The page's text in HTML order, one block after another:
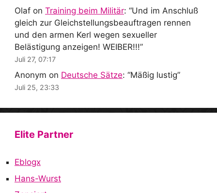
Olaf on Training beim Militär: “Und im Anschluß
gleich zur Gleichstellungsbeauftragen rennen
und den armen Kerl wegen sexueller
Belästigung anzeigen! WEIBER!!!”
Juli 27, 07:17
Anonym on Deutsche Sätze: “Mäßig lustig”
Juli 25, 23:33
Elite Partner
Eblogx
Hans-Wurst